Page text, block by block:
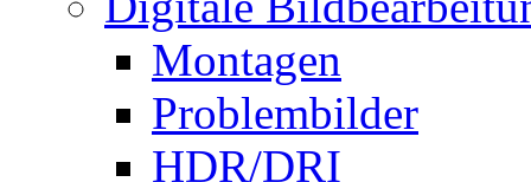
Montagen
Problembilder
HDR/DRI